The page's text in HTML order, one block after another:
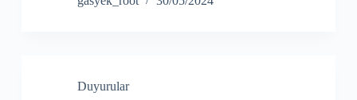
Duyurular